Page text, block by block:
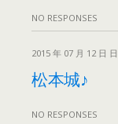
NO RESPONSES
2015 年 07 月 12 日
松本城♪
NO RESPONSES